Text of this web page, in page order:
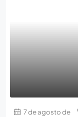
7 de agosto de